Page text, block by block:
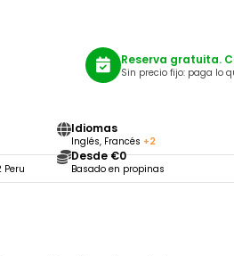
Idiomas
Inglés, Francés +2
Peru
Desde €0
Basado en propinas
Reserva gratuita.
Sin precio fijo: paga lo